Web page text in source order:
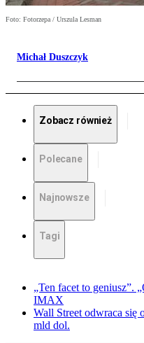
Foto: Fotorzepa / Urszula Lesman
Michał Duszczyk
Zobacz również
Polecane
Najnowsze
Tagi
„Ten facet to geniusz”.
IMAX
Wall Street odwraca się
mld dol.